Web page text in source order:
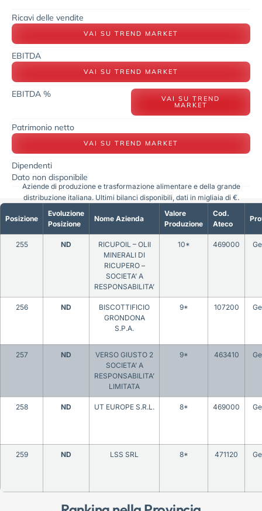
Ricavi delle vendite
VAI SU TREND MARKET
EBITDA
VAI SU TREND MARKET
EBITDA % VAI SU TREND
MARKET
Patrimonio netto
VAI SU TREND MARKET
Dipendenti
Dato non disponibile
Posizione
Evoluzione
Posizione
Nome Azienda
Valore
Produzione
Cod.
Ateco
255 ND
RICUPOIL – OLII
MINERALI DI
RICUPERO –
SOCIETA’ A
RESPONSABILITA’
10* 469000
256 ND
BISCOTTIFICIO
GRONDONA
S.P.A.
9* 107200
257 ND
VERSO GIUSTO 2
SOCIETA’ A
RESPONSABILITA’
LIMITATA
9* 463410
258 ND UT EUROPE S.R.L. 8* 469000
259 ND LSS SRL 8* 471120
Aziende di produzione e trasformazione alimentare e della grande
distribuzione italiana. Ultimi bilanci disponibili, dati in migliaia di €.